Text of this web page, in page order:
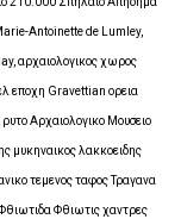
Antoinette de Lumley,
αρχαιολογικος χωρος
εποχη Gravettian ορεια
Αρχαιολογικο Μουσειο
μυκηναικος λακκοειδης
τεμενος ταφος Τραγανα
Φθιωτις χαντρες